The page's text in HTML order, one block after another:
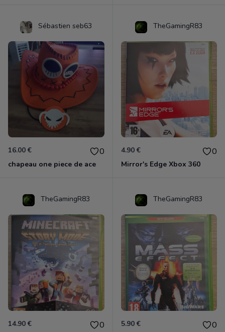
Sébastien seb63
16.00 € 0
chapeau one piece de ace
TheGamingR83
4.90 € 0
Mirror's Edge Xbox 360
TheGamingR83
14.90 € 0
TheGamingR83
5.90 € 0